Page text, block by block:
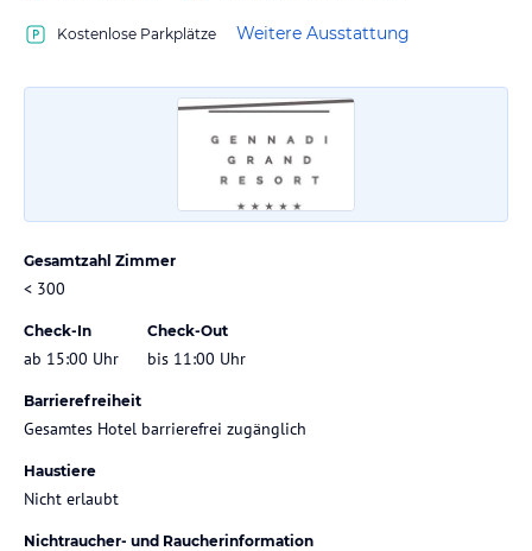
Kostenlose Parkplätze Weitere Ausstattung
Gesamtzahl Zimmer
< 300
Check-In
ab 15:00 Uhr
Check-Out
bis 11:00 Uhr
Barrierefreiheit
Gesamtes Hotel barrierefrei zugänglich
Haustiere
Nicht erlaubt
Nichtraucher- und Raucherinformation